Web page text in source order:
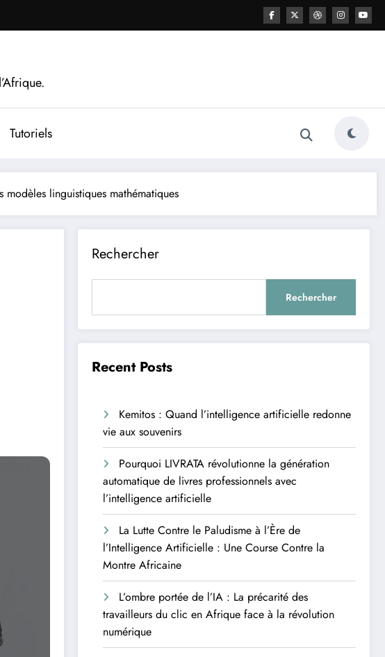
Tutoriels
modèles linguistiques mathématiques
Rechercher
Rechercher
Recent Posts
Kemitos : Quand l’intelligence artificielle redonne
vie aux souvenirs
Pourquoi LIVRATA révolutionne la génération
automatique de livres professionnels avec
l’intelligence artificielle
La Lutte Contre le Paludisme à l’Ère de
l’Intelligence Artificielle : Une Course Contre la
Montre Africaine
L’ombre portée de l’IA : La précarité des
travailleurs du clic en Afrique face à la révolution
numérique